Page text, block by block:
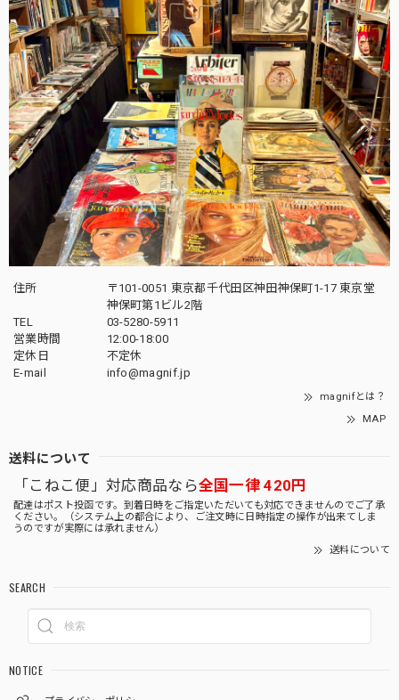
住所
〒101-0051 東京都千代田区神田神保町1-17 東京堂
神保町第1ビル2階
TEL
03-5280-5911
営業時間
12:00-18:00
定休日
不定休
E-mail
info@magnif.jp
magnifとは？
MAP
送料について
「こねこ便」対応商品なら全国一律 420円
配達はポスト投函です。到着日時をご指定いただいても対応できませんのでご了承
ください。（システム上の都合により、ご注文時に日時指定の操作が出来てしま
うのですが実際には承れません）
送料について
SEARCH
NOTICE